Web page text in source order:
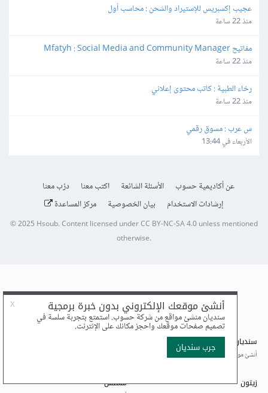
عجيب إكسبريس للإستيراد والشحن : محاسب أول
منذ 22 ساعة
مفاتيح Mfatyh : Social Media and Community Manager
منذ 22 ساعة
رخاء الطبية : كاتب محتوى إعلاني
منذ 22 ساعة
س عرب : مسوق رقمي
الأربعاء في 13:44
عن أكاديمية حسوب الأسئلة الشائعة اكتب معنا
درّب معنا
إرشادات الاستخدام
بيان الخصوصية مركز المساعدة
© 2025 Hsoub.Content licensed underCC BY-NC-SA 4.0unless mentioned
otherwise.